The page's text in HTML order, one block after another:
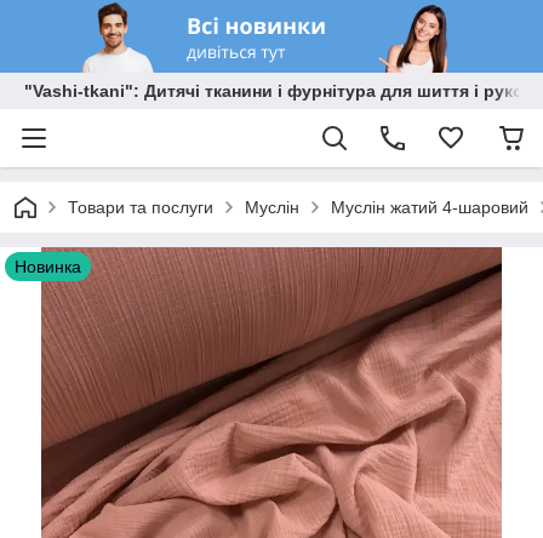
"Vashi-tkani": Дитячі тканини і фурнітура для шиття і
Товари та послуги Муслін Муслін жатий 4-шаровий
Новинка